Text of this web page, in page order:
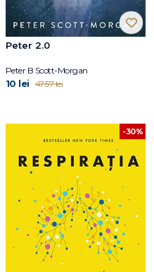
Peter 2.0
Peter B Scott-Morgan
10 lei 47.57 lei
-30%